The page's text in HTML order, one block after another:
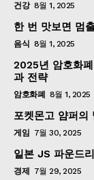
건강 8월 1, 2025
한 번 맛보면 멈
음식 8월 1, 2025
2025년 암호화
과 전략
암호화폐 8월 1, 2025
포켓몬고 얌퍼의
게임 7월 30, 2025
일본 JS 파운드
경제 7월 29, 2025